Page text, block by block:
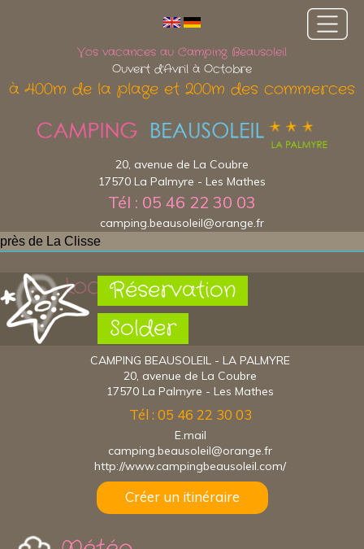
Réservation
Solder
Vos vacances au Camping Beausoleil
Ouvert d'Avril à Octobre
à 400m de la plage et 200m des commerces
20, avenue de La Coubre
17570 La Palmyre - Les Mathes
Tél : 05 46 22 30 03
camping.beausoleil@orange.fr
près de La Clisse
Localisation
CAMPING BEAUSOLEIL - LA PALMYRE
20, avenue de La Coubre
17570 La Palmyre - Les Mathes
Tél : 05 46 22 30 03
E.mail
camping.beausoleil@orange.fr
http://www.campingbeausoleil.com/
Créer un itinéraire